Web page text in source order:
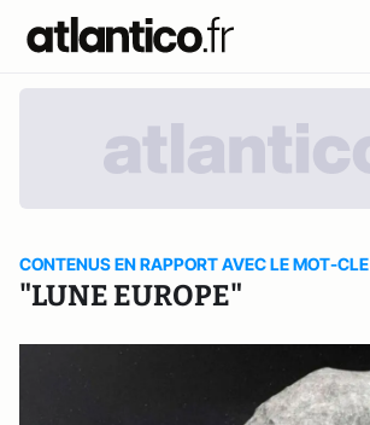
CONTENUS EN RAPPORT AVEC LE MOT-CLE
"LUNE EUROPE"